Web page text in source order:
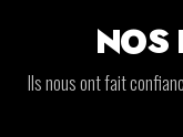
NOS
Ils nous ont fait